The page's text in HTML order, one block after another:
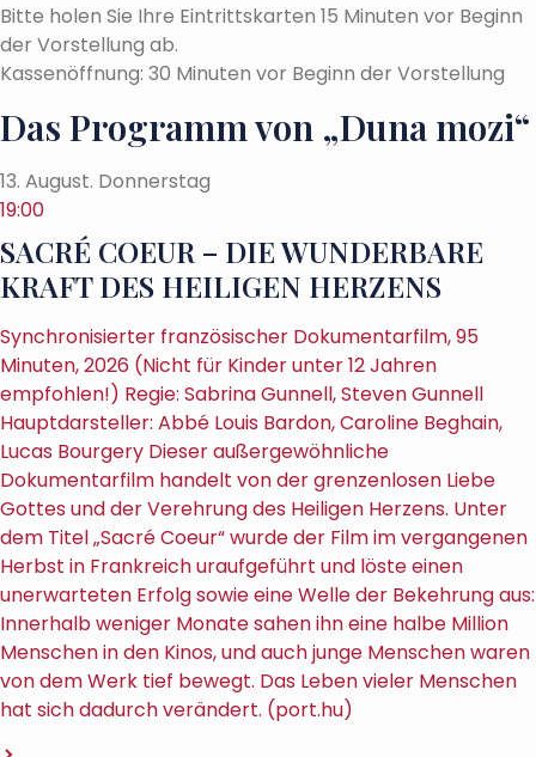
Bitte holen Sie Ihre Eintrittskarten 15 Minuten vor Beginn
der Vorstellung ab.
Kassenöffnung: 30 Minuten vor Beginn der Vorstellung
Das Programm von „Duna mozi“
13. August. Donnerstag
19:00
SACRÉ COEUR – DIE WUNDERBARE
KRAFT DES HEILIGEN HERZENS
Synchronisierter französischer Dokumentarfilm, 95
Minuten, 2026 (Nicht für Kinder unter 12 Jahren
empfohlen!) Regie: Sabrina Gunnell, Steven Gunnell
Hauptdarsteller: Abbé Louis Bardon, Caroline Beghain,
Lucas Bourgery Dieser außergewöhnliche
Dokumentarfilm handelt von der grenzenlosen Liebe
Gottes und der Verehrung des Heiligen Herzens. Unter
dem Titel „Sacré Coeur“ wurde der Film im vergangenen
Herbst in Frankreich uraufgeführt und löste einen
unerwarteten Erfolg sowie eine Welle der Bekehrung aus:
Innerhalb weniger Monate sahen ihn eine halbe Million
Menschen in den Kinos, und auch junge Menschen waren
von dem Werk tief bewegt. Das Leben vieler Menschen
hat sich dadurch verändert. (port.hu)